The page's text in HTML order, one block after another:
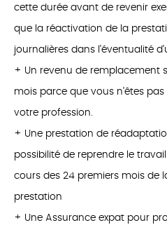
cette durée avant de revenir
que la réactivation de la
journalières dans l’éventualité
+ Un revenu de remplacement
mois parce que vous n’êtes pas
votre profession.
+ Une prestation de
possibilité de reprendre le
cours des 24 premiers mois de
prestation
+ Une Assurance expat pour